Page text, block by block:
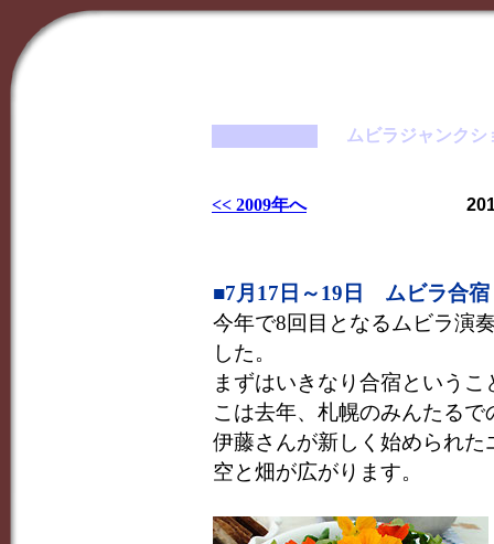
ムビラジャンク
<< 2009年へ
■7月17日～19日 ムビラ合宿
今年で8回目となるムビラ演
した。
まずはいきなり合宿という
こは去年、札幌のみんたる
伊藤さんが新しく始められ
空と畑が広がります。